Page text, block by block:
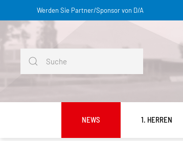
Skip to main content
Werden Sie Partner/Sponsor von D/A
NEWS 1. HERREN